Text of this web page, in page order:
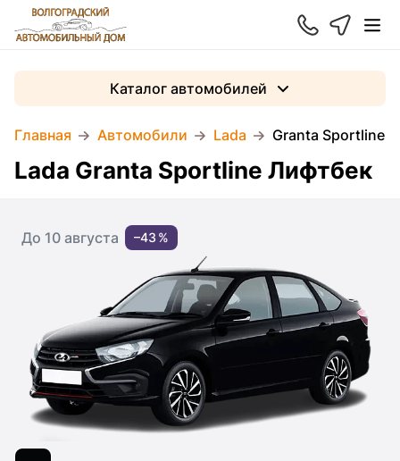
Главная Автомобили Lada Granta Sportline
Каталог автомобилей
Lada Granta Sportline Лифтбек
До 10 августа –43 %